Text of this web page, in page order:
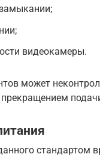
видеокамеры.
может
стандартом